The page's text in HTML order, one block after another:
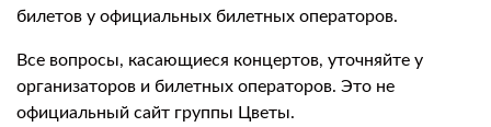
билетов у официальных билетных операторов.
Все вопросы, касающиеся концертов, уточняйте у
организаторов и билетных операторов. Это не
официальный сайт группы Цветы.